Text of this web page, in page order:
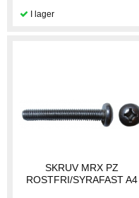
SKRUV MRX PZ
ROSTFRI/SYRAFAST A4